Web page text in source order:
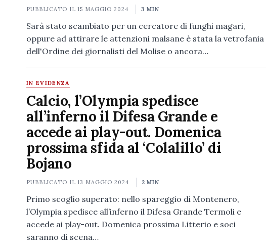
PUBBLICATO IL15 MAGGIO 2024 3 MIN
Sarà stato scambiato per un cercatore di funghi magari,
oppure ad attirare le attenzioni malsane è stata la vetrofania
dell'Ordine dei giornalisti del Molise o ancora…
IN EVIDENZA
Calcio, l’Olympia spedisce
all’inferno il Difesa Grande e
accede ai play-out. Domenica
prossima sfida al ‘Colalillo’ di
Bojano
PUBBLICATO IL13 MAGGIO 2024 2 MIN
Primo scoglio superato: nello spareggio di Montenero,
l’Olympia spedisce all’inferno il Difesa Grande Termoli e
accede ai play-out. Domenica prossima Litterio e soci
saranno di scena…